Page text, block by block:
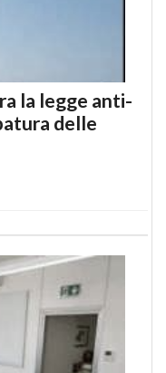
la legge anti-
delle